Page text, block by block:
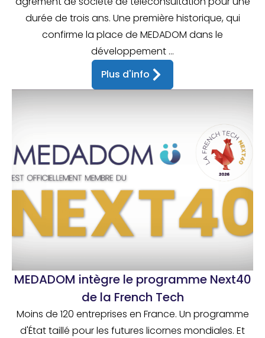
durée de trois ans. Une première historique, qui
confirme la place de MEDADOM dans le
développement ...
Plus d'info
MEDADOM intègre le programme Next40
de la French Tech
Moins de 120 entreprises en France. Un programme
d'État taillé pour les futures licornes mondiales. Et